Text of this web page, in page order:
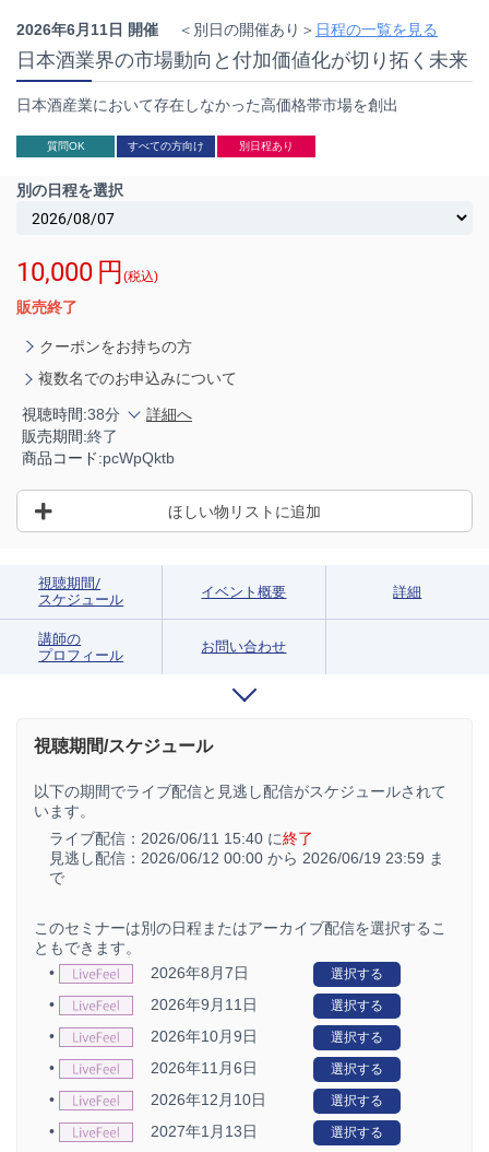
2026年6月11日 開催 ＜別日の開催あり＞ 日程の一覧を見る
日本酒業界の市場動向と付加価値化が切り拓く未来
日本酒産業において存在しなかった高価格帯市場を創出
質問OK すべての方向け 別日程あり
別の日程を選択
10,000 円 (税込)
販売終了
クーポンをお持ちの方
複数名でのお申込みについて
視聴時間:38分
詳細へ
販売期間:終了
商品コード:pcWpQktb
ほしい物リストに追加
視聴期間/
スケジュール
イベント概要 詳細
講師の
プロフィール
お問い合わせ
視聴期間/スケジュール
以下の期間でライブ配信と見逃し配信がスケジュールされて
います。
ライブ配信： 2026/06/11 15:40 に終了
見逃し配信： 2026/06/12 00:00 から 2026/06/19 23:59 ま
で
このセミナーは別の日程またはアーカイブ配信を選択するこ
ともできます。
•
2026年8月7日 選択する
• 2026年9月11日 選択する
• 2026年10月9日 選択する
• 2026年11月6日 選択する
• 2026年12月10日 選択する
• 2027年1月13日 選択する